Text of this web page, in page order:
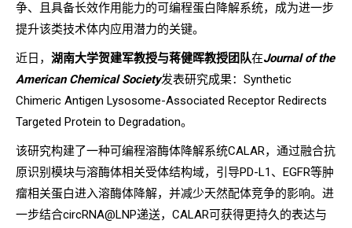
争、且具备长效作用能力的可编程蛋白降解系统，成为进一步
提升该类技术体内应用潜力的关键。
近日， 湖南大学贺建军教授与蒋健晖教授团队在Journal of the
American Chemical Society发表研究成果：Synthetic
Chimeric Antigen Lysosome-Associated Receptor Redirects
Targeted Protein to Degradation。
该研究构建了一种可编程溶酶体降解系统CALAR，通过融合抗
原识别模块与溶酶体相关受体结构域，引导PD-L1、EGFR等肿
瘤相关蛋白进入溶酶体降解，并减少天然配体竞争的影响。进
一步结合circRNA@LNP递送，CALAR可获得更持久的表达与